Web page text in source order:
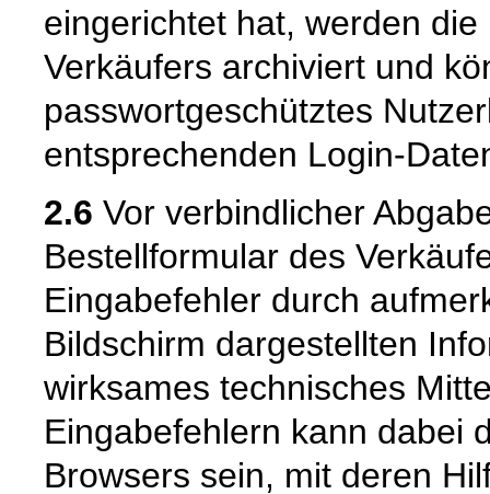
eingerichtet hat, werden
Verkäufers archiviert und
passwortgeschütztes
entsprechenden Login-
2.6 Vor verbindlicher
Bestellformular des
Eingabefehler durch
Bildschirm dargestellten
wirksames technisches
Eingabefehlern kann dabei
Browsers sein, mit deren